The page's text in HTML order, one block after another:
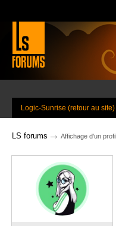
Logic-Sunrise (retour au site)
LS forums → Affichage d'un